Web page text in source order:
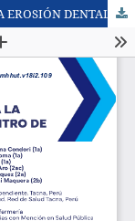
HÁBITOS ALIMENTICIOS ASOCIADOS A LA EROSIÓN DENTAL INFANTIL EN UN CENTRO DE SALUD DE TACNA